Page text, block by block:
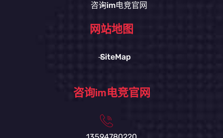
咨询im电竞官网
网站地图
SiteMap
咨询im电竞官网